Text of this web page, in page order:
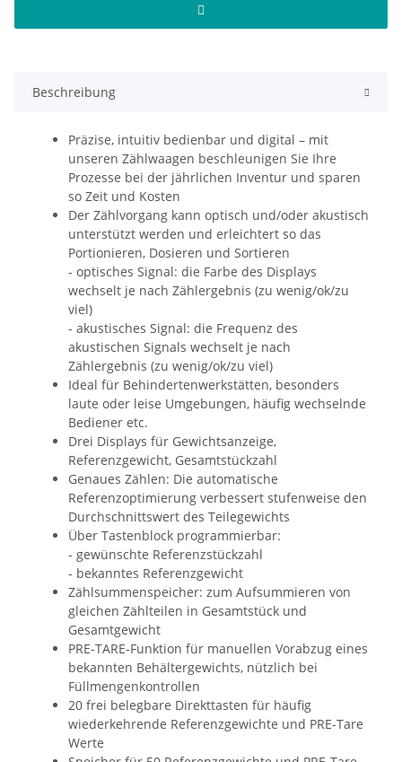
Beschreibung
Präzise, intuitiv bedienbar und digital – mit
unseren Zählwaagen beschleunigen Sie Ihre
Prozesse bei der jährlichen Inventur und sparen
so Zeit und Kosten
Der Zählvorgang kann optisch und/oder akustisch
unterstützt werden und erleichtert so das
Portionieren, Dosieren und Sortieren
- optisches Signal: die Farbe des Displays
wechselt je nach Zählergebnis (zu wenig/ok/zu
viel)
- akustisches Signal: die Frequenz des
akustischen Signals wechselt je nach
Zählergebnis (zu wenig/ok/zu viel)
Ideal für Behindertenwerkstätten, besonders
laute oder leise Umgebungen, häufig wechselnde
Bediener etc.
Drei Displays für Gewichtsanzeige,
Referenzgewicht, Gesamtstückzahl
Genaues Zählen: Die automatische
Referenzoptimierung verbessert stufenweise den
Durchschnittswert des Teilegewichts
Über Tastenblock programmierbar:
- gewünschte Referenzstückzahl
- bekanntes Referenzgewicht
Zählsummenspeicher: zum Aufsummieren von
gleichen Zählteilen in Gesamtstück und
Gesamtgewicht
PRE-TARE-Funktion für manuellen Vorabzug eines
bekannten Behältergewichts, nützlich bei
Füllmengenkontrollen
20 frei belegbare Direkttasten für häufig
wiederkehrende Referenzgewichte und PRE-Tare
Werte